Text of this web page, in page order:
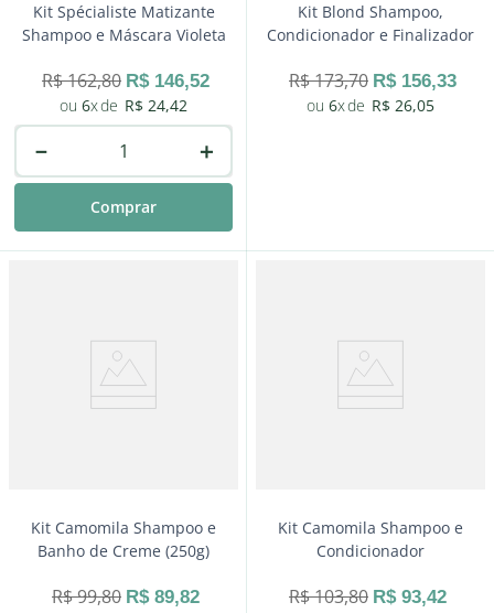
Kit Spécialiste Matizante
Shampoo e Máscara Violeta
R$162,80 R$ 146,52
6
R$ 24,42
＋
－
Comprar
Kit Blond Shampoo,
Condicionador e Finalizador
R$173,70 R$ 156,33
6
R$ 26,05
Kit Camomila Shampoo e
Banho de Creme (250g)
R$99,80 R$ 89,82
Kit Camomila Shampoo e
Condicionador
R$103,80 R$ 93,42